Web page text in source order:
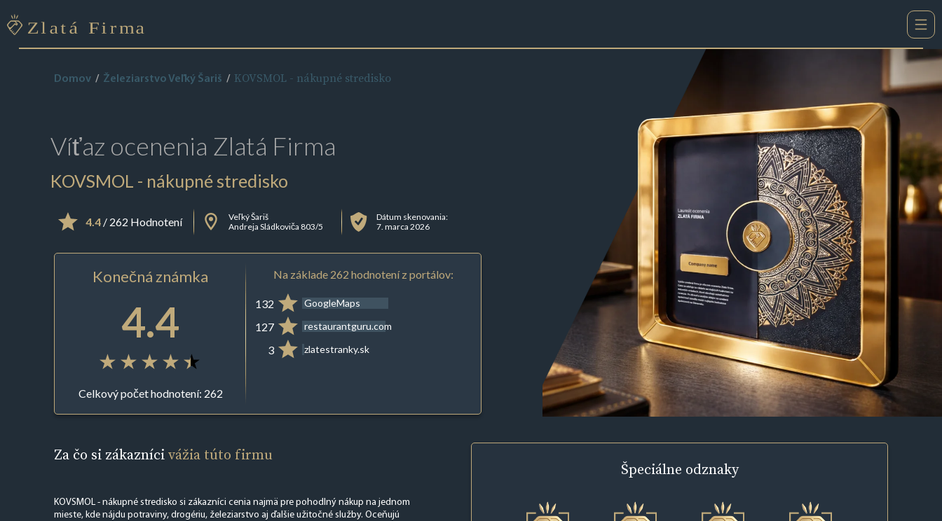
Domov Železiarstvo Veľký Šariš KOVSMOL - nákupné stredisko
Víťaz ocenenia Zlatá Firma
KOVSMOL - nákupné stredisko
4.4/ 262 Hodnotení
Veľký Šariš
Andreja Sládkoviča 803/5
Dátum skenovania:
7. marca 2026
Konečná známka
4.4
Celkový počet hodnotení: 262
Na základe 262 hodnotení z portálov:
132 GoogleMaps
127 restaurantguru.com
3 zlatestranky.sk
Za čo si zákaznícivážia túto firmu
KOVSMOL - nákupné stredisko si zákazníci cenia najmä pre pohodlný nákup na jednom
mieste, kde nájdu potraviny, drogériu, železiarstvo aj ďalšie užitočné služby. Oceňujú
Špeciálne odznaky